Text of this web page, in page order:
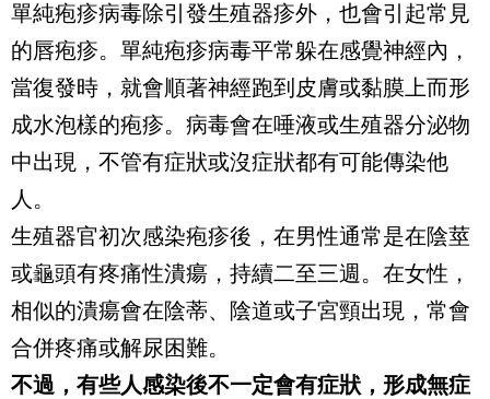
單純疱疹病毒除引發生殖器疹外，也會引起常見
的唇疱疹。單純疱疹病毒平常躲在感覺神經內，
當復發時，就會順著神經跑到皮膚或黏膜上而形
成水泡樣的疱疹。病毒會在唾液或生殖器分泌物
中出現，不管有症狀或沒症狀都有可能傳染他
人。
生殖器官初次感染疱疹後，在男性通常是在陰莖
或龜頭有疼痛性潰瘍，持續二至三週。在女性，
相似的潰瘍會在陰蒂、陰道或子宮頸出現，常會
合併疼痛或解尿困難。
不過，有些人感染後不一定會有症狀，形成無症